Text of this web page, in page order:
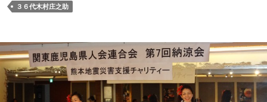
３６代木村庄之助